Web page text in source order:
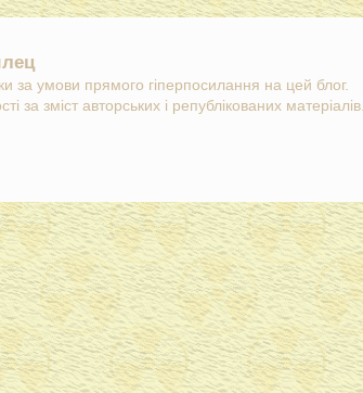
за умови прямого гіперпосилання на цей блог.
за зміст авторських і републікованих матеріалів..